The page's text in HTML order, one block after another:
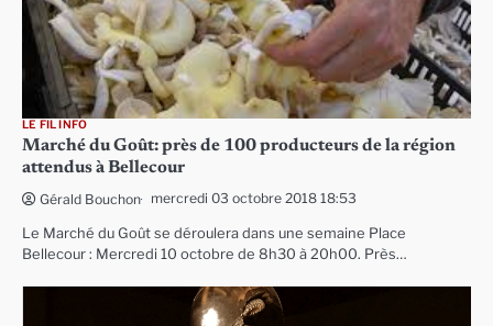
LE FIL INFO
Marché du Goût: près de 100 producteurs de la région
attendus à Bellecour
Gérald Bouchon mercredi 03 octobre 2018 18:53
Le Marché du Goût se déroulera dans une semaine Place
Bellecour : Mercredi 10 octobre de 8h30 à 20h00. Près…